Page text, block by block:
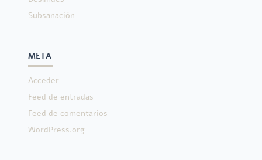
Subsanación
META
Acceder
Feed de entradas
Feed de comentarios
WordPress.org